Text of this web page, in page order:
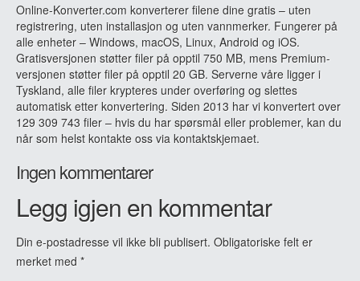
Online-Konverter.com konverterer filene dine gratis – uten
registrering, uten installasjon og uten vannmerker. Fungerer på
alle enheter – Windows, macOS, Linux, Android og iOS.
Gratisversjonen støtter filer på opptil 750 MB, mens Premium-
versjonen støtter filer på opptil 20 GB. Serverne våre ligger i
Tyskland, alle filer krypteres under overføring og slettes
automatisk etter konvertering. Siden 2013 har vi konvertert over
129 309 743 filer – hvis du har spørsmål eller problemer, kan du
når som helst kontakte oss via kontaktskjemaet.
Ingen kommentarer
Legg igjen en kommentar
Din e-postadresse vil ikke bli publisert. Obligatoriske felt er
merket med *